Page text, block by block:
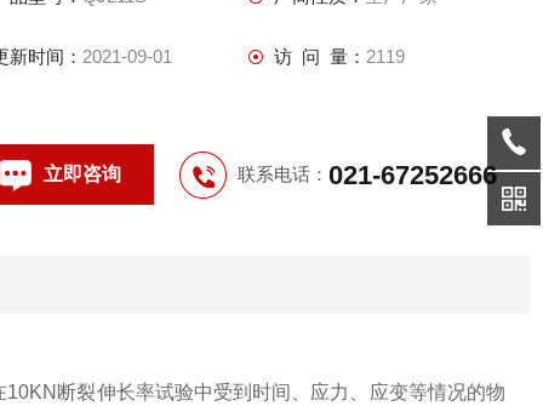
新时间： 2021-09-01 访 问 量： 2119
立即咨询 联系电话： 021-67252666
断裂伸长率试验中受到时间、应力、应变等情况的物